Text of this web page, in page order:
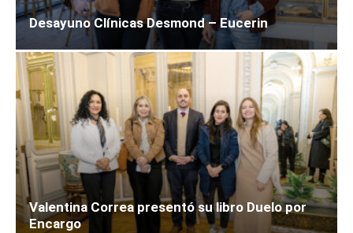
Desayuno Clínicas Desmond – Eucerin
Valentina Correa presentó su libro Duelo por
Encargo